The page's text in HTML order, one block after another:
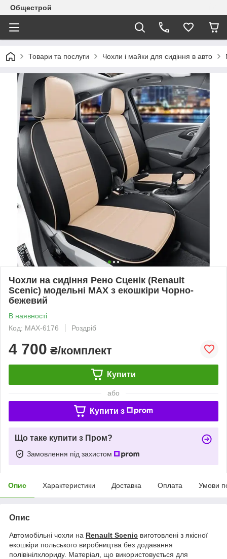
Общестрой
Товари та послуги Чохли і майки для сидіння в авто
Чохли на сидіння Рено Сценік (Renault
Scenic) модельні MAX з екошкіри Чорно-
бежевий
В наявності
Код: MAX-6176
Роздріб
4 700 ₴/комплект
Купити
або
Купити з
Що таке купити з Пром?
Замовлення під захистом
Опис Характеристики Доставка Оплата Умови
Опис
Автомобільні чохли на Renault Scenic виготовлені з якісної
екошкіри польського виробництва без додавання
полівінілхлориду. Матеріал, що використовується для